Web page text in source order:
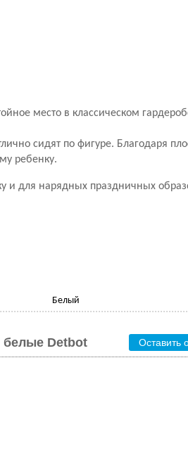
место в классическом
сидят по фигуре. Благодаря
ребенку.
и для нарядных праздничных
Белый
белые Detbot Оставить